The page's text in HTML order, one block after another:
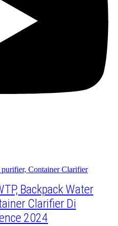
Backpack Water
Clarifier Di
2024